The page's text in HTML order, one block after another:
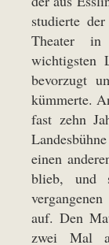
studierte
Theater in
wichtigsten
bevorzugt
kümmerte.
fast zehn
einen
blieb, und
auf. Den
zwei Mal